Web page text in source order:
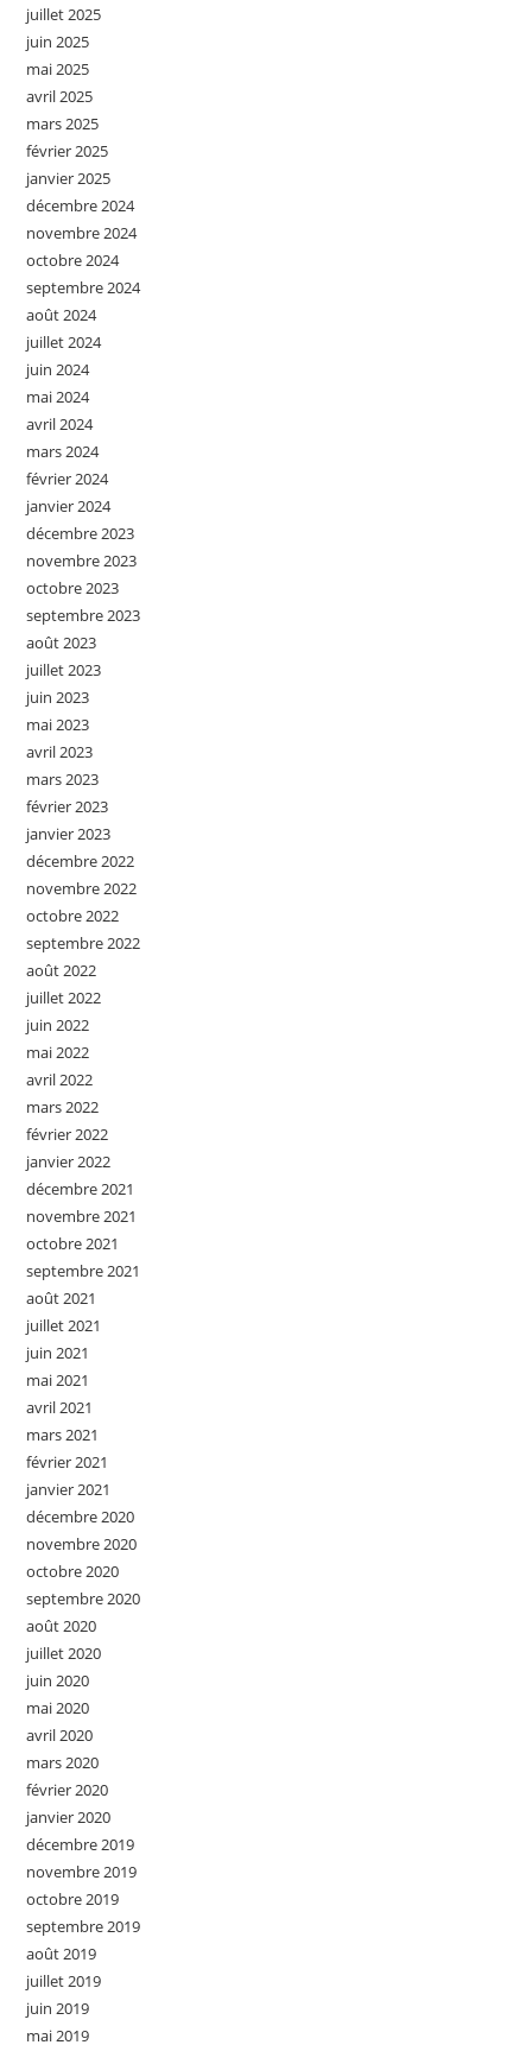
juillet 2025
juin 2025
mai 2025
avril 2025
mars 2025
février 2025
janvier 2025
décembre 2024
novembre 2024
octobre 2024
septembre 2024
août 2024
juillet 2024
juin 2024
mai 2024
avril 2024
mars 2024
février 2024
janvier 2024
décembre 2023
novembre 2023
octobre 2023
septembre 2023
août 2023
juillet 2023
juin 2023
mai 2023
avril 2023
mars 2023
février 2023
janvier 2023
décembre 2022
novembre 2022
octobre 2022
septembre 2022
août 2022
juillet 2022
juin 2022
mai 2022
avril 2022
mars 2022
février 2022
janvier 2022
décembre 2021
novembre 2021
octobre 2021
septembre 2021
août 2021
juillet 2021
juin 2021
mai 2021
avril 2021
mars 2021
février 2021
janvier 2021
décembre 2020
novembre 2020
octobre 2020
septembre 2020
août 2020
juillet 2020
juin 2020
mai 2020
avril 2020
mars 2020
février 2020
janvier 2020
décembre 2019
novembre 2019
octobre 2019
septembre 2019
août 2019
juillet 2019
juin 2019
mai 2019